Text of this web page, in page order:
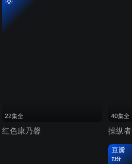
22集全
红色康乃馨
40集全
操纵者
豆瓣
7.1分